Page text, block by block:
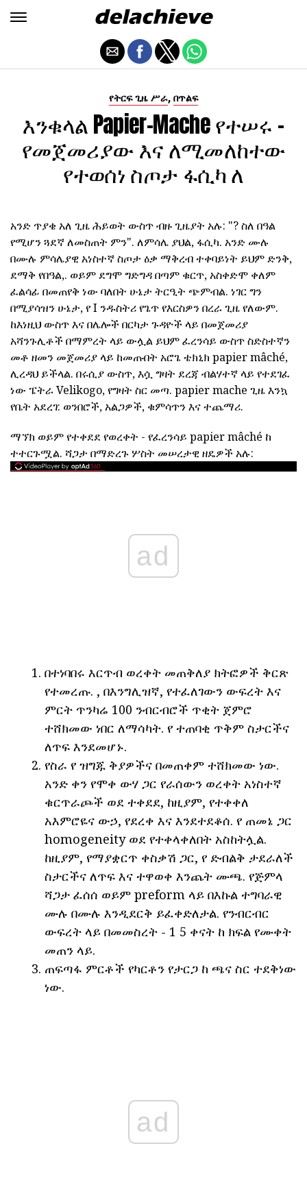
የትርፍ ጊዜ ሥራ, በጥልፍ
እንቁላል Papier-Mache የተሠሩ -
የመጀመሪያው እና ለሚመለከተው
የተወሰነ ስጦታ ፋሲካ ለ
አንድ ጥያቄ አለ ጊዜ ሕይወት ውስጥ ብዙ ጊዜያት አሉ: "? ስለ በዓል
የሚሆን ጓደኛ ለመስጠት ምን". ለምሳሌ ያህል, ፋሲካ. አንድ ሙሉ
በሙሉ ምሳሌያዊ አነስተኛ ስጦታ ዕቃ ማቅረብ ተቀባይነት ይህም ድንቅ,
ደማቅ የበዓል,. ወይም ደግሞ ግድግዳ በጣም ቁርጥ, አስቀድሞ ቀለም
ፈልሳፊ በመጠየቅ ነው ባለበት ሁኔታ ትርዒት ጭምብል. ነገር ግን
በሚያሳዝን ሁኔታ, የ I ንዱስትሪ የጌጥ የእርስዎን በረራ ጊዜ የለውም.
ከእነዚህ ውስጥ እና በሌሎች በርካታ ጉዳዮች ላይ በመጀመሪያ
አሻንጉሊቶች በማምረት ላይ ውሏል ይህም ፈረንሳይ ውስጥ ስድስተኛን
መቶ ዘመን መጀመሪያ ላይ ከመጡበት አሮጌ ቴክኒክ papier mâché,
ሊረዳህ ይችላል. በሩሲያ ውስጥ, እሷ ግዛት ደረጃ ብልሃተኛ ላይ የተደገፈ
ነው ፔትራ Velikogo, የግዛት ስር መጣ. papier mache ጊዜ እንኳ
የቤት አደረገ: ወንበሮች, አልጋዎች, ቁምሳጥን እና ተጨማሪ.
ማኘክ ወይም የተቀደደ የወረቀት - የፈረንሳይ papier mâché ከ
ተተርጉሟል. ሻጋታ በማድረጉ ሦስት መሠረታዊ ዘዴዎች አሉ:
ad
በተነባበሩ እርጥብ ወረቀት መጠቅለያ ክትፎዎች ቅርጽ
የተመረጡ. , በእንግሊዝኛ, የተፈለገውን ውፍረት እና
ምርት ጥንካሬ 100 ንብርብሮች ጥቂት ጀምሮ
ተሸክመው ነበር ለማሳካት. የ ተጠባቂ ጥቅም ስታርችና
ለጥፍ እንደመሆኑ.
የስራ የ ዝግጁ ቅያዎችና በመጠቀም ተሸክመው ነው.
አንድ ቀን የሞቀ ውሃ ጋር የራሰውን ወረቀት አነስተኛ
ቁርጥራጮች ወደ ተቀደደ, ከዚያም, የተቀቀለ
አእምሮዬና ውኃ, የደረቀ እና እንደተደቆሰ. የ ጠመኔ ጋር
homogeneity ወደ የተቀላቀለበት አስከትሏል.
ከዚያም, የማያቋርጥ ቀስቃሽ ጋር, የ ድብልቅ ታደራለች
ስታርችና ለጥፍ እና ተዋወቀ እንጨት ሙጫ. የጅምላ
ሻጋታ ፈሰሰ ወይም preform ላይ በእኩል ተግባራዊ
ሙሉ በሙሉ እንዲደርቅ ይፈቀድለታል. የንብርብር
ውፍረት ላይ በመመስረት - 1 5 ቀናት ከ ክፍል የሙቀት
መጠን ላይ.
ጠፍጣፋ ምርቶች የካርቶን የታርጋ ከ ጫና ስር ተደቅነው
ነው.
ad